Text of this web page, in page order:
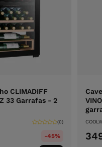
CLIMADIFF
33 Garrafas - 2
(0)
-45%